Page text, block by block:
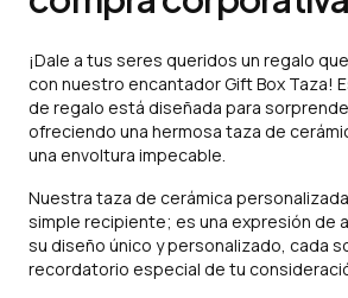
¡Dale a tus seres queridos un regalo
con nuestro encantador Gift Box Taza!
de regalo está diseñada para
ofreciendo una hermosa taza de
una envoltura impecable.
Nuestra taza de cerámica
simple recipiente; es una expresión de
su diseño único y personalizado, cada
recordatorio especial de tu